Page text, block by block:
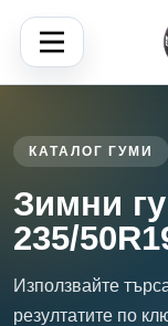
КАТАЛОГ ГУМИ
Зимни
235/
Използвайте
резултатите по